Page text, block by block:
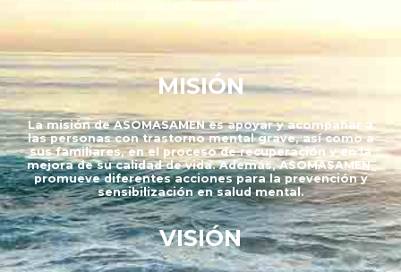
ejercicio pleno de los derechos de estas personas.
MISIÓN
La misión de ASOMASAMEN es apoyar y acompañar a
las personas con trastorno mental grave, así como a
sus familiares, en el proceso de recuperación y en la
mejora de su calidad de vida. Además, ASOMASAMEN,
promueve diferentes acciones para la prevención y
sensibilización en salud mental.
VISIÓN